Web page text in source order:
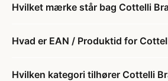
Hvilket mærke står bag Cottelli
Hvad er EAN / Produktid for
Hvilken kategori tilhører Cottelli